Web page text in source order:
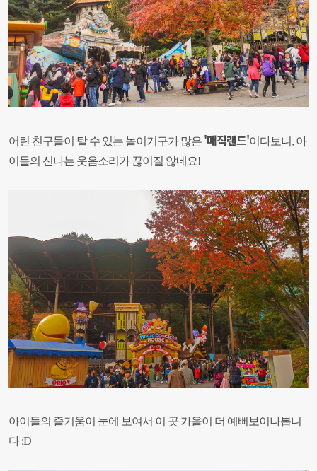
어린 친구들이 탈 수 있는 놀이기구가 많은 '매직랜드'이다보니, 아
이들의 신나는 웃음소리가 끊이질 않네요!
아이들의 즐거움이 눈에 보여서 이 곳 가을이 더 예뻐보이나봅니
다 :D